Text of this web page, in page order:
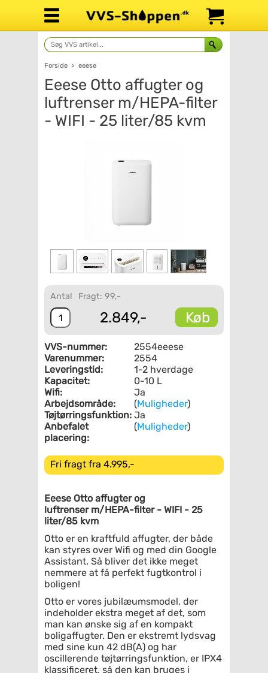
Forside > eeese
Eeese Otto affugter og
luftrenser m/HEPA-filter
- WIFI - 25 liter/85 kvm
Antal Fragt: 99,-
2.849,- Køb
VVS-nummer:
2554eeese
Varenummer:
2554
Leveringstid:
1-2 hverdage
Kapacitet:
0-10 L
Wifi:
Ja
Arbejdsområde:
(Muligheder)
Tøjtørringsfunktion: Ja
Anbefalet
placering:
(Muligheder)
Fri fragt fra 4.995,-
Eeese Otto affugter og
luftrenser m/HEPA-filter - WIFI - 25
liter/85 kvm
Otto er en kraftfuld affugter, der både
kan styres over Wifi og med din Google
Assistant. Så bliver det ikke meget
nemmere at få perfekt fugtkontrol i
boligen!
Otto er vores jubilæumsmodel, der
indeholder ekstra meget af det, som
man kan ønske sig af en kompakt
boligaffugter. Den er ekstremt lydsvag
med sine kun 42 dB(A) og har
oscillerende tøjtørringsfunktion, er IPX4
klassificeret, så den kan bruges i